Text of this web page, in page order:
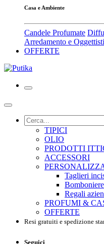
Casa e Ambiente
Candele Profumate
Arredamento e
OFFERTE
TIPICI
OLIO
PRODOTTI
ACCESSORI
Taglieri
Bomboniere
Regali
PROFUMI &
OFFERTE
Resi gratuiti e spedizione
Seguici